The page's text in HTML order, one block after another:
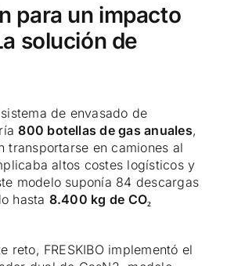
para un impacto
solución de
de envasado de
800 botellas de gas anuales,
transportarse en camiones al
altos costes logísticos y
modelo suponía 84 descargas
hasta 8.400 kg de CO₂
reto, FRESKIBO implementó el